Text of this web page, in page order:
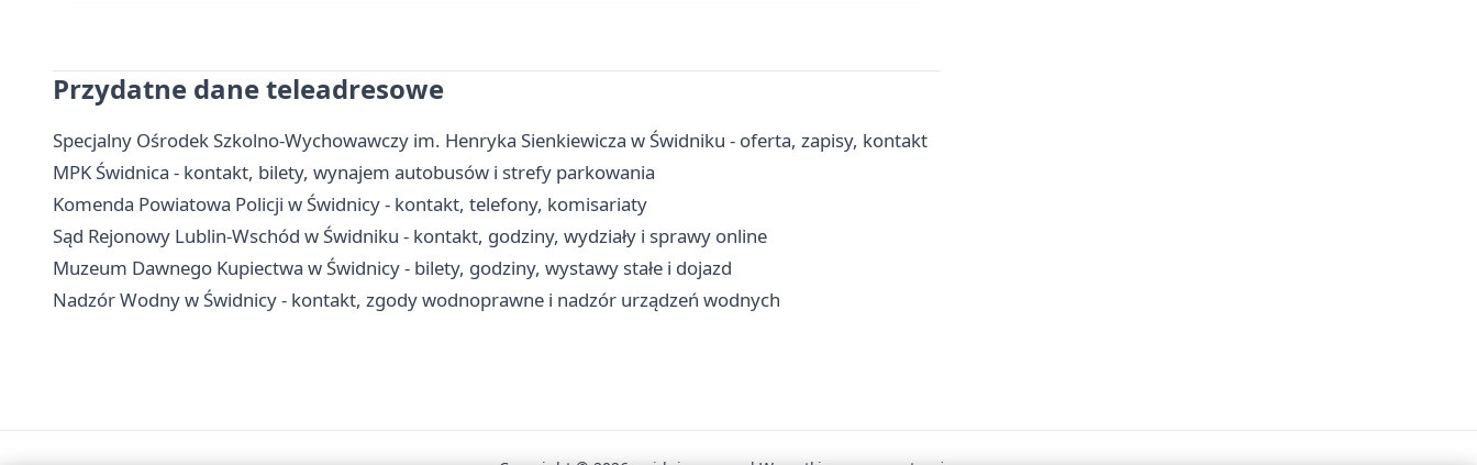
Przydatne dane teleadresowe
Specjalny Ośrodek Szkolno-Wychowawczy im. Henryka Sienkiewicza w Świdniku - oferta, zapisy, kontakt
MPK Świdnica - kontakt, bilety, wynajem autobusów i strefy parkowania
Komenda Powiatowa Policji w Świdnicy - kontakt, telefony, komisariaty
Sąd Rejonowy Lublin-Wschód w Świdniku - kontakt, godziny, wydziały i sprawy online
Muzeum Dawnego Kupiectwa w Świdnicy - bilety, godziny, wystawy stałe i dojazd
Nadzór Wodny w Świdnicy - kontakt, zgody wodnoprawne i nadzór urządzeń wodnych